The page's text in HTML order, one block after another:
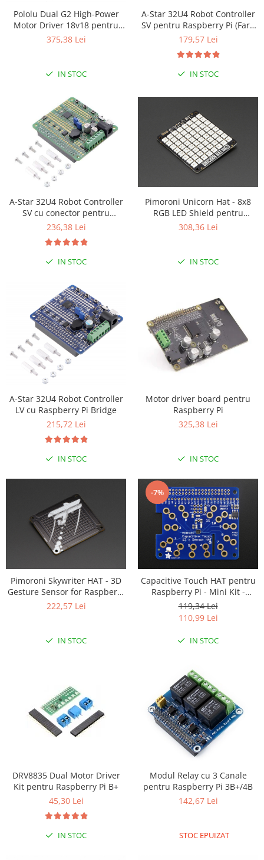
Pololu Dual G2 High-Power
Motor Driver 18v18 pentru
Raspberry Pi (Partial Kit)
375,38 Lei
IN STOC
A-Star 32U4 Robot Controller
SV pentru Raspberry Pi (Fara
conectori)
179,57 Lei
IN STOC
A-Star 32U4 Robot Controller
SV cu conector pentru
Raspberry Pi
236,38 Lei
IN STOC
Pimoroni Unicorn Hat - 8x8
RGB LED Shield pentru
Raspberry Pi A+/B+
308,36 Lei
IN STOC
A-Star 32U4 Robot Controller
LV cu Raspberry Pi Bridge
215,72 Lei
IN STOC
Motor driver board pentru
Raspberry Pi
325,38 Lei
IN STOC
Pimoroni Skywriter HAT - 3D
Gesture Sensor for Raspberry
Pi
222,57 Lei
IN STOC
-7%
Capacitive Touch HAT pentru
Raspberry Pi - Mini Kit -
MPR121
119,34 Lei
110,99 Lei
IN STOC
DRV8835 Dual Motor Driver
Kit pentru Raspberry Pi B+
45,30 Lei
IN STOC
Modul Relay cu 3 Canale
pentru Raspberry Pi 3B+/4B
142,67 Lei
STOC EPUIZAT